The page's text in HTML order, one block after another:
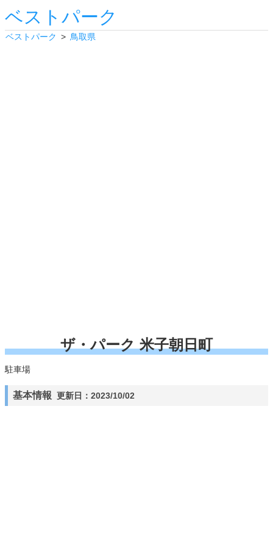
ベストパーク
ベストパーク 鳥取県
ザ・パーク 米子朝日町
駐車場
基本情報 更新日：2023/10/02